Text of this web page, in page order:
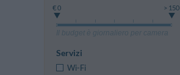
€ 0 > 150
Il budget è giornaliero per camera
Servizi
Wi-Fi